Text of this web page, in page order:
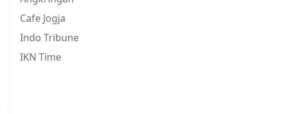
Cafe Jogja
Indo Tribune
IKN Time